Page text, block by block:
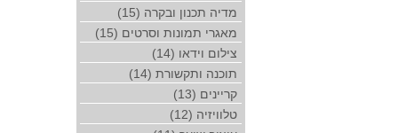
מדיה תכנון ובקרה (15)
מאגרי תמונות וסרטים (15)
צילום וידאו (14)
תוכנה ותקשורת (14)
קריינים (13)
טלוויזיה (12)